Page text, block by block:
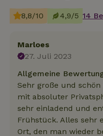
8,8/10 4,9/5 14
Marloes
27. Juli 2023
Allgemeine
Sehr große und
mit absoluter
sehr einladend und
Frühstück. Alles sehr
Ort, den man wieder